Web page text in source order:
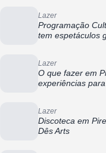
Lazer
Programação
tem espetáculos
Lazer
O que fazer em
experiências
Lazer
Discoteca em
Dês Arts